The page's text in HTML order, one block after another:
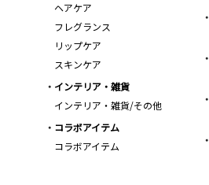
ヘアケア
フレグランス
リップケア
スキンケア
インテリア・雑貨
インテリア・雑貨/その他
コラボアイテム
コラボアイテム